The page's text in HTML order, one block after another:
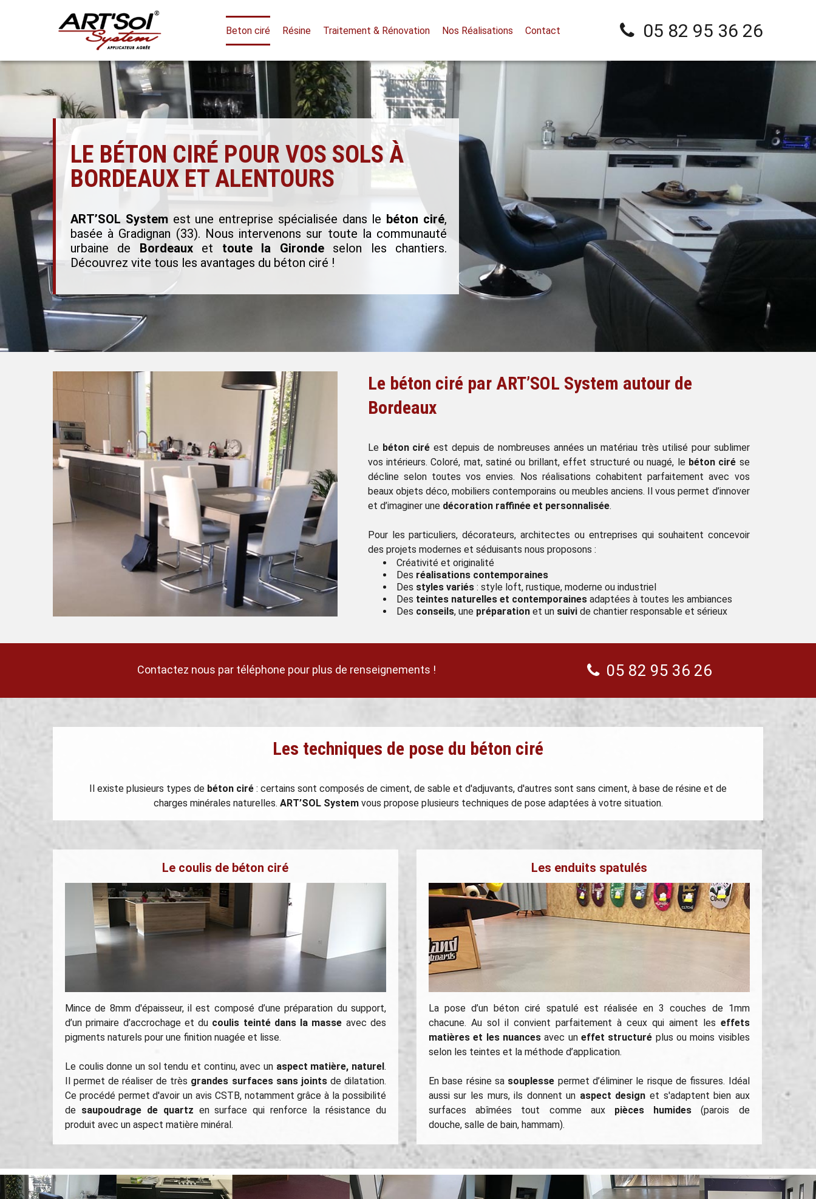
Beton ciré Résine Traitement & Rénovation Nos Réalisations Contact 05 82 95 36 26
LE BÉTON CIRÉ POUR VOS SOLS À
BORDEAUX ET ALENTOURS
ART’SOL Systemest une entreprise spécialisée dans le béton ciré,
basée à Gradignan (33). Nous intervenons sur toute la communauté
urbaine de Bordeaux et toute la Girondeselon les chantiers.
Découvrez vite tous les avantages du béton ciré !
Le béton ciré par ART’SOL System autour de
Bordeaux
Le béton ciré est depuis de nombreuses années un matériau très utilisé pour sublimer
vos intérieurs. Coloré, mat, satiné ou brillant, effet structuré ou nuagé, le béton ciré se
décline selon toutes vos envies. Nos réalisations cohabitent parfaitement avec vos
beaux objets déco, mobiliers contemporains ou meubles anciens. Il vous permet d’innover
et d’imaginer une décoration raffinée et personnalisée.
Pour les particuliers, décorateurs, architectes ou entreprises qui souhaitent concevoir
des projets modernes et séduisants nous proposons :
Créativité et originalité
Des réalisations contemporaines
Des styles variés: style loft, rustique, moderne ou industriel
Des teintes naturelles et contemporainesadaptées à toutes les ambiances
Des conseils, une préparationet un suivi de chantier responsable et sérieux
Contactez nous par téléphone pour plus de renseignements ! 05 82 95 36 26
Les techniques de pose du béton ciré
Il existe plusieurs types de béton ciré : certains sont composés de ciment, de sable et d'adjuvants, d'autres sont sans ciment, à base de résine et de
charges minérales naturelles. ART’SOL Systemvous propose plusieurs techniques de pose adaptées à votre situation.
Le coulis de béton ciré
Mince de 8mm d'épaisseur, il est composé d’une préparation du support,
d’un primaire d’accrochage et du coulis teinté dans la masse avec des
pigments naturels pour une finition nuagée et lisse.
Le coulis donne un sol tendu et continu, avec un aspect matière, naturel.
Il permet de réaliser de très grandes surfaces sans jointsde dilatation.
Ce procédé permet d'avoir un avis CSTB, notamment grâce à la possibilité
de saupoudrage de quartz en surface qui renforce la résistance du
produit avec un aspect matière minéral.
Les enduits spatulés
La pose d’un béton ciré spatulé est réalisée en 3 couches de 1mm
chacune. Au sol il convient parfaitement à ceux qui aiment les effets
matières et les nuancesavec un effet structuré plus ou moins visibles
selon les teintes et la méthode d’application.
En base résine sa souplesse permet d’éliminer le risque de fissures. Idéal
aussi sur les murs, ils donnent un aspect design et s'adaptent bien aux
surfaces abîmées tout comme auxpièces humides (parois de
douche, salle de bain, hammam).